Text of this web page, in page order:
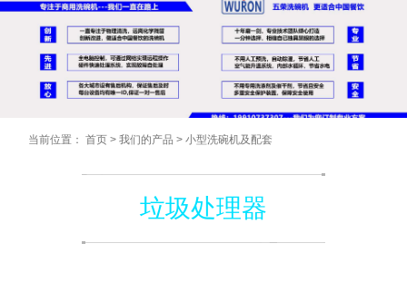
当前位置：首页 >我们的产品 >小型洗碗机及配套
垃圾处理器